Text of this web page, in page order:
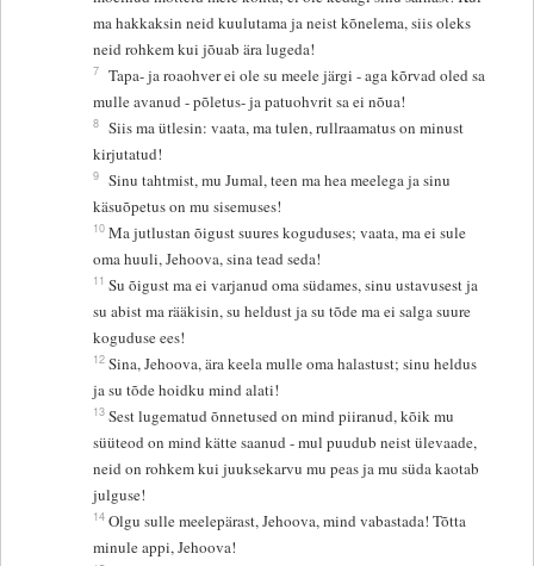
ma hakkaksin neid kuulutama ja neist kõnelema, siis oleks
neid rohkem kui jõuab ära lugeda!
7 Tapa- ja roaohver ei ole su meele järgi - aga kõrvad oled sa
mulle avanud - põletus- ja patuohvrit sa ei nõua!
8 Siis ma ütlesin: vaata, ma tulen, rullraamatus on minust
kirjutatud!
9 Sinu tahtmist, mu Jumal, teen ma hea meelega ja sinu
käsuõpetus on mu sisemuses!
10 Ma jutlustan õigust suures koguduses; vaata, ma ei sule
oma huuli, Jehoova, sina tead seda!
11 Su õigust ma ei varjanud oma südames, sinu ustavusest ja
su abist ma rääkisin, su heldust ja su tõde ma ei salga suure
koguduse ees!
12 Sina, Jehoova, ära keela mulle oma halastust; sinu heldus
ja su tõde hoidku mind alati!
13 Sest lugematud õnnetused on mind piiranud, kõik mu
süüteod on mind kätte saanud - mul puudub neist ülevaade,
neid on rohkem kui juuksekarvu mu peas ja mu süda kaotab
julguse!
14 Olgu sulle meelepärast, Jehoova, mind vabastada! Tõtta
minule appi, Jehoova!